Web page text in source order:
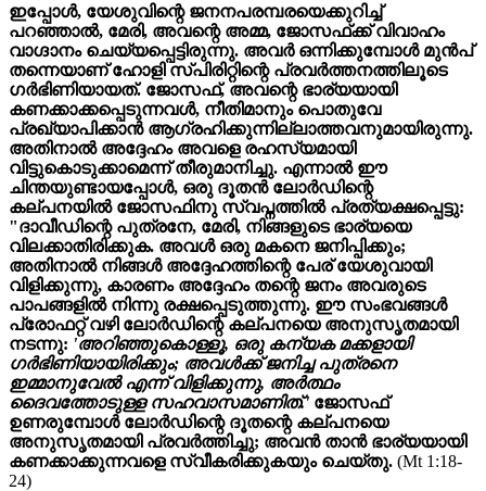
ഇപ്പോൾ, യേശുവിന്റെ ജനനപരമ്പരയെക്കുറിച്ച്
പറഞ്ഞാൽ, മേരി, അവന്റെ അമ്മ, ജോസഫ്‌ക്ക് വിവാഹം
വാഗ്ദാനം ചെയ്യപ്പെട്ടിരുന്നു. അവർ ഒന്നിക്കുമ്പോൾ മുൻപ്
തന്നെയാണ് ഹോളി സ്പിരിറ്റിന്റെ പ്രവർത്തനത്തിലൂടെ
ഗർഭിണിയായത്. ജോസഫ്, അവന്റെ ഭാര്യയായി
കണക്കാക്കപ്പെടുന്നവൾ, നീതിമാനും പൊതുവേ
പ്രഖ്യാപിക്കാൻ ആഗ്രഹിക്കുന്നില്ലാത്തവനുമായിരുന്നു.
അതിനാൽ അദ്ദേഹം അവളെ രഹസ്യമായി
വിട്ടുകൊടുക്കാമെന്ന് തീരുമാനിച്ചു. എന്നാല്‍ ഈ
ചിന്തയുണ്ടായപ്പോൾ, ഒരു ദൂതൻ ലോർഡിന്റെ
കല്പനയിൽ ജോസഫിനു സ്വപ്നത്തിൽ പ്രത്യക്ഷപ്പെട്ടു:
"ദാവീഡിന്റെ പുത്രനേ, മേരി, നിങ്ങളുടെ ഭാര്യയെ
വിലക്കാതിരിക്കുക. അവൾ ഒരു മകനെ ജനിപ്പിക്കും;
അതിനാൽ നിങ്ങൾ അദ്ദേഹത്തിന്റെ പേര് യേശുവായി
വിളിക്കുന്നു, കാരണം അദ്ദേഹം തന്റെ ജനം അവരുടെ
പാപങ്ങളിൽ നിന്നു രക്ഷപ്പെടുത്തുന്നു. ഈ സംഭവങ്ങൾ
പ്രോഫറ്റ് വഴി ലോർഡിന്റെ കല്പനയെ അനുസൃതമായി
നടന്നു: 'അറിഞ്ഞുകൊള്ളൂ, ഒരു കന്യക മക്കളായി
ഗർഭിണിയായിരിക്കും; അവൾക്ക് ജനിച്ച പുത്രനെ
ഇമ്മാനുവേൽ എന്ന് വിളിക്കുന്നു, അർത്ഥം
ദൈവത്തോടുള്ള സഹവാസമാണിത്.' ജോസഫ്
ഉണരുമ്പോൾ ലോർഡിന്റെ ദൂതന്റെ കല്പനയെ
അനുസൃതമായി പ്രവർത്തിച്ചു; അവൻ താൻ ഭാര്യയായി
കണക്കാക്കുന്നവളെ സ്വീകരിക്കുകയും ചെയ്തു. (Mt 1:18-
24)